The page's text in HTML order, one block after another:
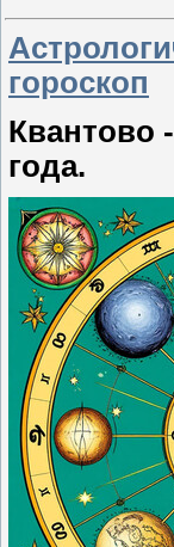
гороскоп
Квантово
года.